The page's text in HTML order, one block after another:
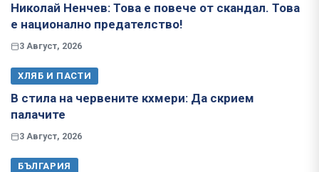
Николай Ненчев: Това е повече от скандал. Това
е национално предателство!
3 Август, 2026
ХЛЯБ И ПАСТИ
В стила на червените кхмери: Да скрием
палачите
3 Август, 2026
БЪЛГАРИЯ